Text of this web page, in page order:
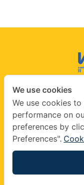
+(66)
We use cookies
We use cookies
performance on
preferences by
Preferences".